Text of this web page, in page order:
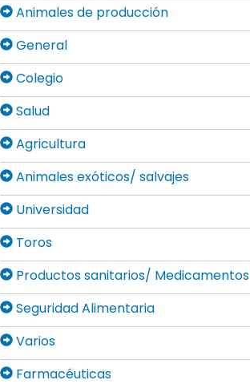
Animales de producción
General
Colegio
Salud
Agricultura
Animales exóticos/ salvajes
Universidad
Toros
Productos sanitarios/ Medicamentos
Seguridad Alimentaria
Varios
Farmacéuticas